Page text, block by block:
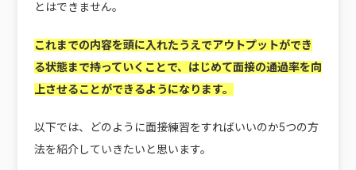
とはできません。
これまでの内容を頭に入れたうえでアウトプットができ
る状態まで持っていくことで、はじめて面接の通過率を向
上させることができるようになります。
以下では、どのように面接練習をすればいいのか5つの方
法を紹介していきたいと思います。